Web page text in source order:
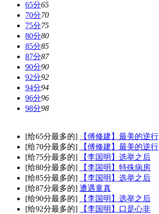
65分65
70分70
75分75
80分80
85分85
87分87
90分90
92分92
94分94
96分96
98分98
[给65分最多的]
【傅修建】最美的逆行
[给70分最多的]
【傅修建】最美的逆行
[给75分最多的]
【李国明】选举之后
[给80分最多的]
【李国明】特殊病房
[给85分最多的]
【李国明】选举之后
[给87分最多的] 遭遇童真
[给90分最多的]
【李国明】选举之后
[给92分最多的]
【李国明】口是心非